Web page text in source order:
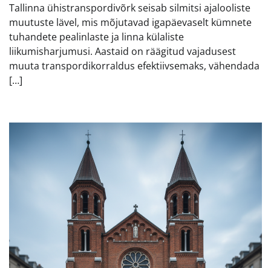
Tallinna ühistranspordivõrk seisab silmitsi ajalooliste
muutuste lävel, mis mõjutavad igapäevaselt kümnete
tuhandete pealinlaste ja linna külaliste
liikumisharjumusi. Aastaid on räägitud vajadusest
muuta transpordikorraldus efektiivsemaks, vähendada
[…]